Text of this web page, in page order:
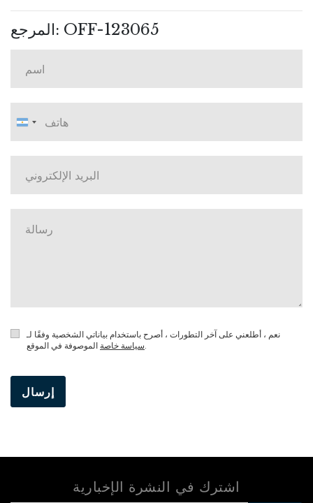
المرجع: OFF-123065
الأرجنتين
+54
نعم ، أطلعني على آخر التطورات ، أصرح باستخدام بياناتي الشخصية وفقًا لـ
سياسة خاصةالموصوفة في الموقع.
إرسال
اشترك في النشرة الإخبارية